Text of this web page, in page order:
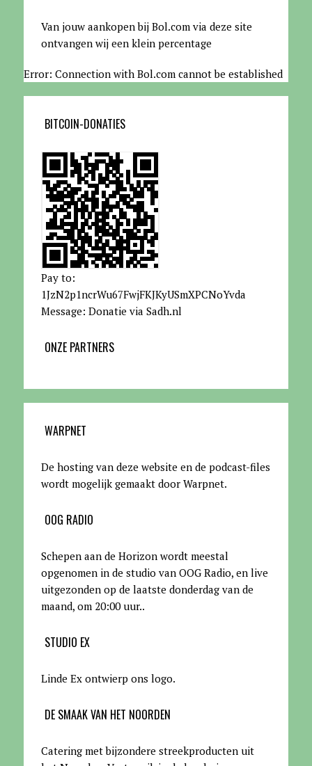
Van jouw aankopen bij Bol.com via deze site
ontvangen wij een klein percentage
Error: Connection with Bol.com cannot be established
BITCOIN-DONATIES
Pay to:
1JzN2p1ncrWu67FwjFKJKyUSmXPCNoYvda
Message: Donatie via Sadh.nl
ONZE PARTNERS
WARPNET
De hosting van deze website en de podcast-files
wordt mogelijk gemaakt door Warpnet.
OOG RADIO
Schepen aan de Horizon wordt meestal
opgenomen in de studio van OOG Radio, en live
uitgezonden op de laatste donderdag van de
maand, om 20:00 uur..
STUDIO EX
Linde Ex ontwierp ons logo.
DE SMAAK VAN HET NOORDEN
Catering met bijzondere streekproducten uit